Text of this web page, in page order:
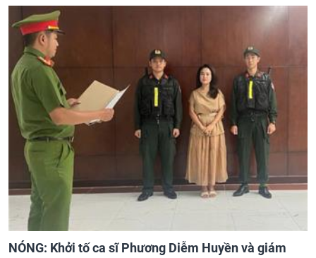
NÓNG: Khởi tố ca sĩ Phương Diễm Huyền và giám